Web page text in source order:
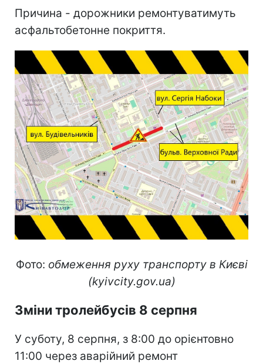
Причина - дорожники ремонтуватимуть
асфальтобетонне покриття.
Фото: обмеження руху транспорту в Києві
(kyivcity.gov.ua)
Зміни тролейбусів 8 серпня
У суботу, 8 серпня, з 8:00 до орієнтовно
11:00 через аварійний ремонт